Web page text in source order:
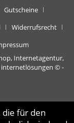
Gutscheine
Widerrufsrecht
Internetagentur,
internetlösungen © -
die für den